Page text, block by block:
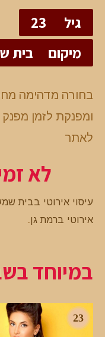
גיל
23
מיקום
בית
בחורה מדהימה
ומפנקת לזמן מפנק
לאתר
לא
עיסוי אירוטי בבית
אירוטי ברמת גן.
במיוחד
23